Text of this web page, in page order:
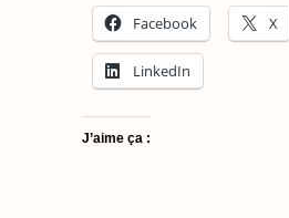
Facebook X
LinkedIn
J’aime ça :